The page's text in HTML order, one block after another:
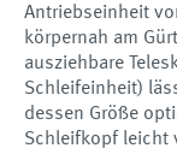
Antriebseinheit
körpernah am
ausziehbare
Schleifeinheit)
dessen Größe
Schleifkopf leicht